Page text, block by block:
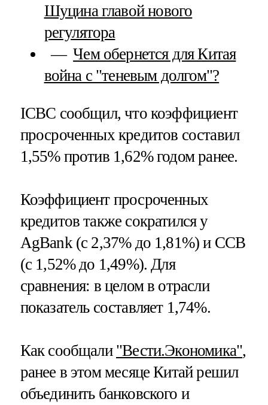
Шуцина главой нового
регулятора
Чем обернется для Китая
война с "теневым долгом"?
ICBC сообщил, что коэффициент
просроченных кредитов составил
1,55% против 1,62% годом ранее.
Коэффициент просроченных
кредитов также сократился у
AgBank (с 2,37% до 1,81%) и CCB
(с 1,52% до 1,49%). Для
сравнения: в целом в отрасли
показатель составляет 1,74%.
Как сообщали "Вести.Экономика",
ранее в этом месяце Китай решил
объединить банковского и